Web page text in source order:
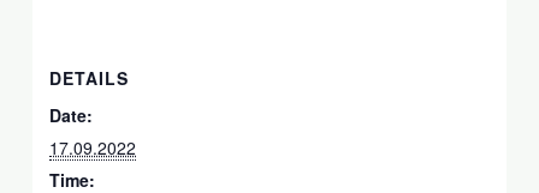
DETAILS
Date:
17.09.2022
Time: